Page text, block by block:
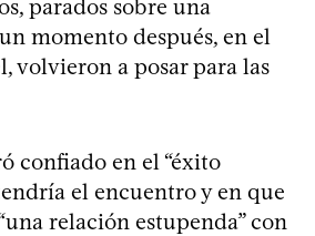
parados sobre una
momento después, en el
volvieron a posar para las
confiado en el “éxito
el encuentro y en que
relación estupenda” con